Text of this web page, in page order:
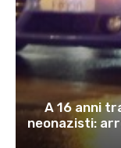
A 16 anni
neonazisti: